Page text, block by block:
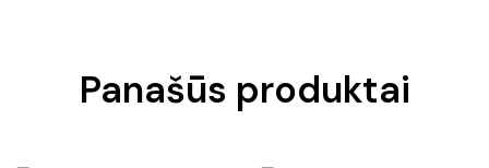
Panašūs produktai